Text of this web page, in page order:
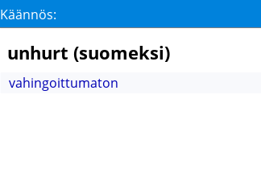
Käännös:
unhurt (suomeksi)
vahingoittumaton